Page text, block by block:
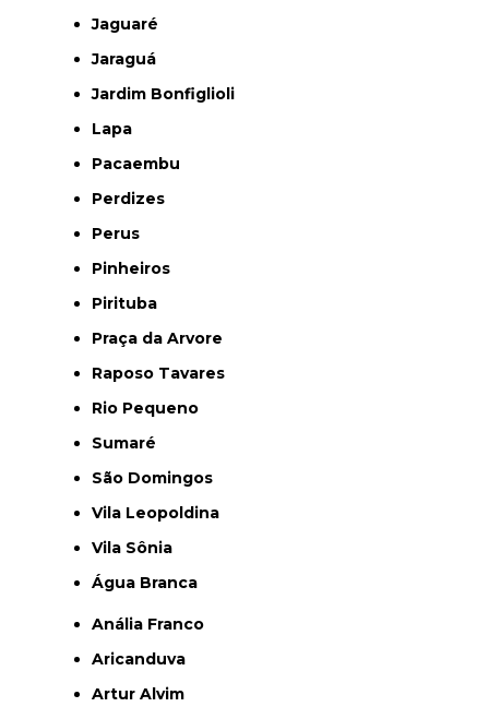
Jaguaré
Jaraguá
Jardim Bonfiglioli
Lapa
Pacaembu
Perdizes
Perus
Pinheiros
Pirituba
Praça da Arvore
Raposo Tavares
Rio Pequeno
Sumaré
São Domingos
Vila Leopoldina
Vila Sônia
Água Branca
Anália Franco
Aricanduva
Artur Alvim